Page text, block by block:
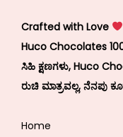
Crafted with Love
Huco Chocolates
ಸಿಹಿ ಕ್ಷಣಗಳು, Huco
ರುಚಿ ಮಾತ್ರವಲ್ಲ, ನೆನಪು
Home